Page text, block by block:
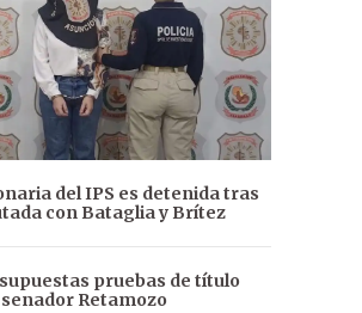
del IPS es detenida tras
con Bataglia y Brítez
pruebas de título
Retamozo